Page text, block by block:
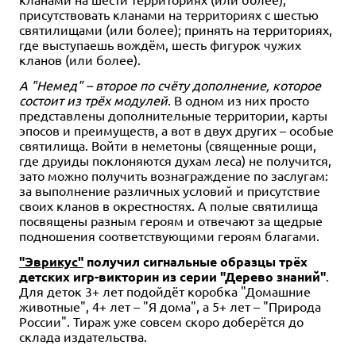
присутствовать кланами на территориях с шестью
святилищами (или более); принять на территориях,
где выступаешь вождём, шесть фигурок чужих
кланов (или более).
А "Немед" – второе по счёту дополнение, которое
состоит из трёх модулей. В одном из них просто
представлены дополнительные территории, карты
эпосов и преимуществ, а вот в двух других – особые
святилища. Войти в неметоны (священные рощи,
где друиды поклоняются духам леса) не получится,
зато можно получить вознаграждение по заслугам:
за выполнение различных условий и присутствие
своих кланов в окрестностях. А полые святилища
посвящены разным героям и отвечают за щедрые
подношения соответствующими героям благами.
"Эврикус" получил сигнальные образцы трёх
детских игр-викторин из серии "Дерево знаний"
Для деток 3+ лет подойдёт коробка "Домашние
животные", 4+ лет – "Я дома", а 5+ лет – "Природа
России". Тираж уже совсем скоро доберётся до
склада издательства.